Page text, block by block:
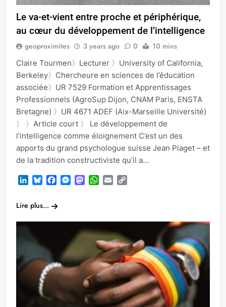
Le va-et-vient entre proche et périphérique,
au cœur du développement de l’intelligence
geoproximites 3 years ago 0 10 mins
Claire Tourmen〉Lecturer 〉University of California,
Berkeley〉Chercheure en sciences de l’éducation
associée〉UR 7529 Formation et Apprentissages
Professionnels (AgroSup Dijon, CNAM Paris, ENSTA
Bretagne) 〉UR 4671 ADEF (Aix-Marseille Université)
〉 〉Article court 〉 Le développement de
l’intelligence comme éloignement C’est un des
apports du grand psychologue suisse Jean Piaget – et
de la tradition constructiviste qu’il a…
LinkedInBlueskyFacebook
Messenger
Mastodon
WhatsApp
Email
Lire plus...